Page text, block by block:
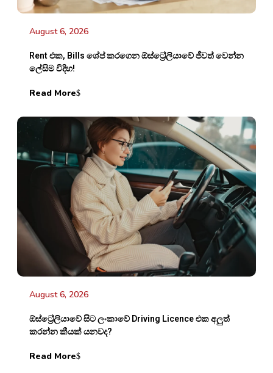
August 6, 2026
Rent එක, Bills ශේප් කරගෙන ඕස්ට්‍රේලියාවේ ජීවත් වෙන්න
ලේසිම විදිහ!
Read More
August 6, 2026
ඕස්ට්‍රේලියාවේ සිට ලංකාවේ Driving Licence එක අලුත්
කරන්න කීයක් යනවද?
Read More